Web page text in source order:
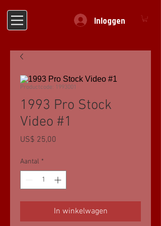
Inloggen
Productcode: 1993001
1993 Pro Stock
Video #1
US$ 25,00
Aantal *
In winkelwagen